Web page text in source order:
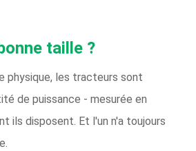
taille ?
physique, les tracteurs sont
de puissance - mesurée en
ils disposent. Et l'un n'a toujours